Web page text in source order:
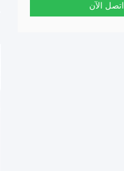
اتصل الآن